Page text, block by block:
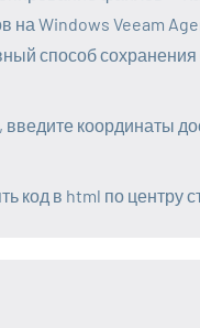
на Windows Veeam
способ
координаты
код в html по центру